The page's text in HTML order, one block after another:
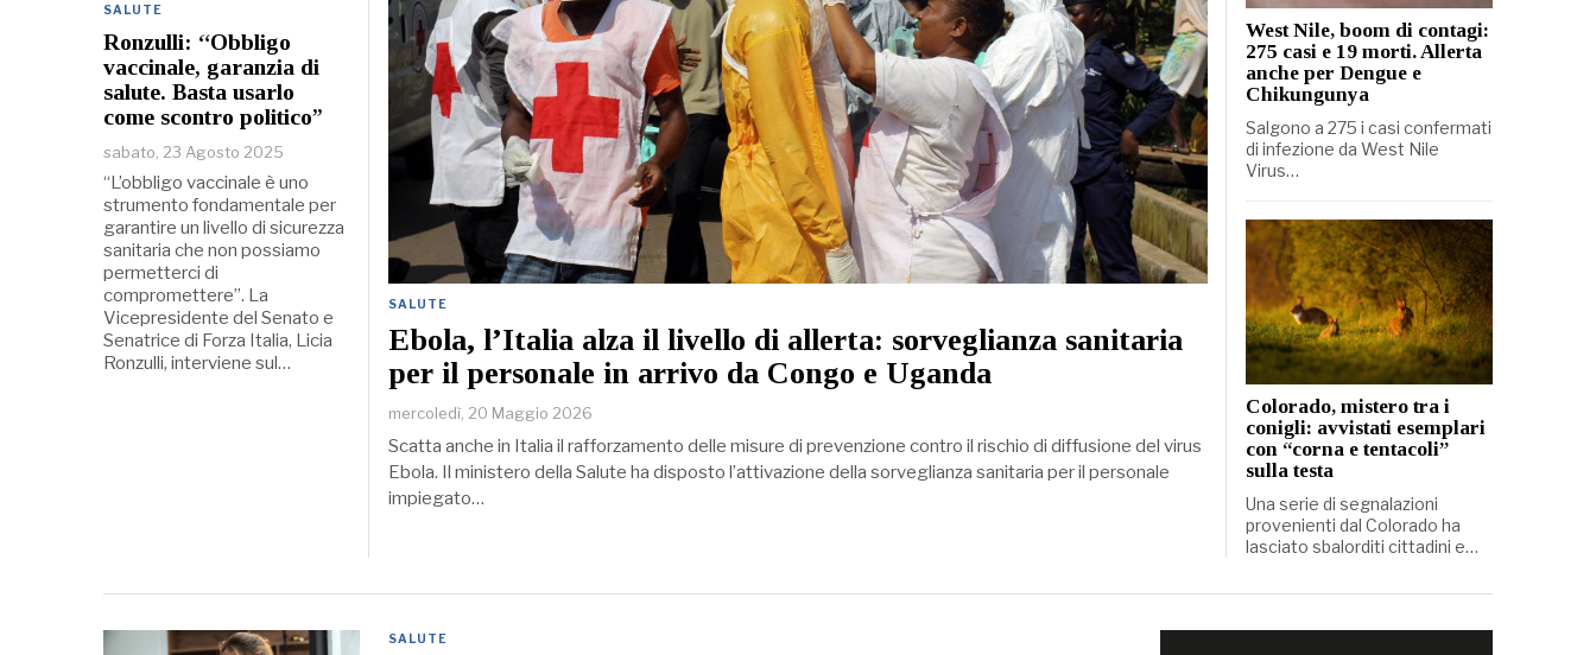
SALUTE
Ebola, l’Italia alza il livello di allerta: sorveglianza sanitaria
per il personale in arrivo da Congo e Uganda
mercoledì, 20 Maggio 2026
Scatta anche in Italia il rafforzamento delle misure di prevenzione contro il rischio di diffusione del virus
Ebola. Il ministero della Salute ha disposto l’attivazione della sorveglianza sanitaria per il personale
impiegato…
SALUTE
Ronzulli: “Obbligo
vaccinale, garanzia di
salute. Basta usarlo
come scontro politico”
sabato, 23 Agosto 2025
“L’obbligo vaccinale è uno
strumento fondamentale per
garantire un livello di sicurezza
sanitaria che non possiamo
permetterci di
compromettere”. La
Vicepresidente del Senato e
Senatrice di Forza Italia, Licia
Ronzulli, interviene sul…
West Nile, boom di contagi:
275 casi e 19 morti. Allerta
anche per Dengue e
Chikungunya
Salgono a 275 i casi confermati
di infezione da West Nile
Virus…
Colorado, mistero tra i
conigli: avvistati esemplari
con “corna e tentacoli”
sulla testa
Una serie di segnalazioni
provenienti dal Colorado ha
lasciato sbalorditi cittadini e…
SALUTE